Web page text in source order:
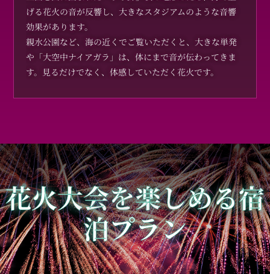
げる花火の音が反響し、大きなスタジアムのような音響
効果があります。
親水公園など、海の近くでご覧いただくと、大きな単発
や「大空中ナイアガラ」は、体にまで音が伝わってきま
す。見るだけでなく、体感していただく花火です。
花火大会を楽しめる宿
泊プラン